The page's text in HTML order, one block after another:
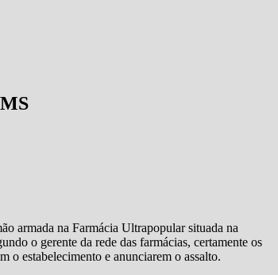
armada na Farmácia Ultrapopular situada na
o gerente da rede das farmácias, certamente os
o estabelecimento e anunciarem o assalto.